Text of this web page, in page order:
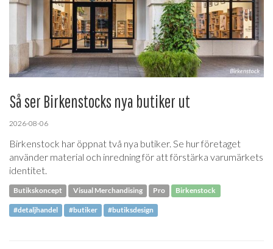
Så ser Birkenstocks nya butiker ut
2026-08-06
Birkenstock har öppnat två nya butiker. Se hur företaget
använder material och inredning för att förstärka varumärkets
identitet.
Butikskoncept Visual Merchandising Pro Birkenstock
#detaljhandel #butiker #butiksdesign